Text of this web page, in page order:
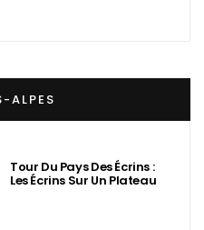
ALPES
Tour Du Pays Des Écrins :
Les Écrins Sur Un Plateau